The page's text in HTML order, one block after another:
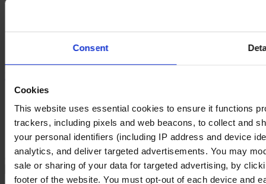
Consent
Cookies
This website uses essential cookies to ensure it functions
trackers, including pixels and web beacons, to collect and
your personal identifiers (including IP address and device
analytics, and deliver targeted advertisements. You may
sale or sharing of your data for targeted advertising, by
footer of the website. You must opt-out of each device and
LinkedIn
Impressum
Haftungsausschluss
Datenschutz
Unsere Leitlinien
Cookie Policy
Changing language